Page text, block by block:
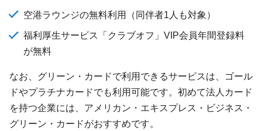
空港ラウンジの無料利用（同伴者1人も対象）
福利厚生サービス「クラブオフ」VIP会員年間登録料
が無料
なお、グリーン・カードで利用できるサービスは、ゴール
ドやプラチナカードでも利用可能です。初めて法人カード
を持つ企業には、アメリカン・エキスプレス・ビジネス・
グリーン・カードがおすすめです。